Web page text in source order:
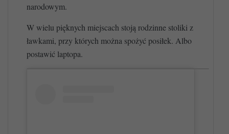
narodowym.
W wielu pięknych miejscach stoją rodzinne stoliki z
ławkami, przy których można spożyć posiłek. Albo
postawić laptopa.